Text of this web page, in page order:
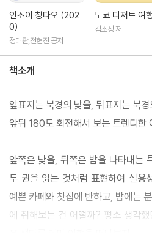
인조이 칭다오 (202
0)
정태관,전현진 공저
도쿄 디저트 여행
김소정 저
책소개
앞표지는 북경의 낮을, 뒤표지는 북
앞뒤 180도 회전해서 보는 트렌디한
앞쪽은 낮을, 뒤쪽은 밤을 나타내는
두 권을 읽는 것처럼 표현하여 실용
예쁜 카페와 찻집에 반하고, 밤에는
에 취해보는 건 어떨까? 평소 생각